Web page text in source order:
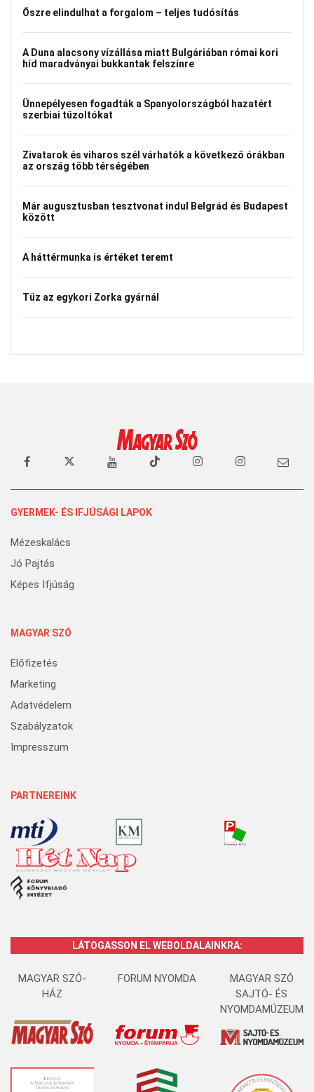
Őszre elindulhat a forgalom – teljes tudósítás
A Duna alacsony vízállása miatt Bulgáriában római kori
híd maradványai bukkantak felszínre
Ünnepélyesen fogadták a Spanyolországból hazatért
szerbiai tűzoltókat
Zivatarok és viharos szél várhatók a következő órákban
az ország több térségében
Már augusztusban tesztvonat indul Belgrád és Budapest
között
A háttérmunka is értéket teremt
Tűz az egykori Zorka gyárnál
GYERMEK- ÉS IFJÚSÁGI LAPOK
Mézeskalács
Jó Pajtás
Képes Ifjúság
MAGYAR SZÓ
Előfizetés
Marketing
Adatvédelem
Szabályzatok
Impresszum
PARTNEREINK
LÁTOGASSON EL WEBOLDALAINKRA:
MAGYAR SZÓ-
HÁZ
FORUM NYOMDA
MAGYAR SZÓ
SAJTÓ- ÉS
NYOMDAMÚZEUM